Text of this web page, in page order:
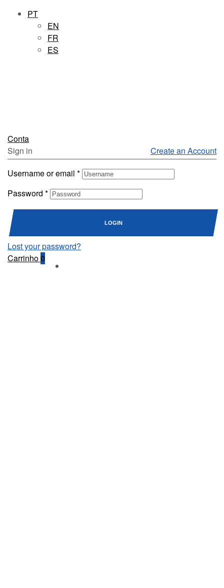
PT
EN
FR
ES
Conta
Sign in
Create an Account
Username or email *
Password *
LOGIN
Lost your password?
Carrinho0